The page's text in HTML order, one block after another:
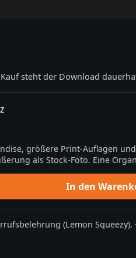
steht der Download
größere Print-Auflagen
als Stock-Foto. Eine
In den
(Lemon Squeezy). ·